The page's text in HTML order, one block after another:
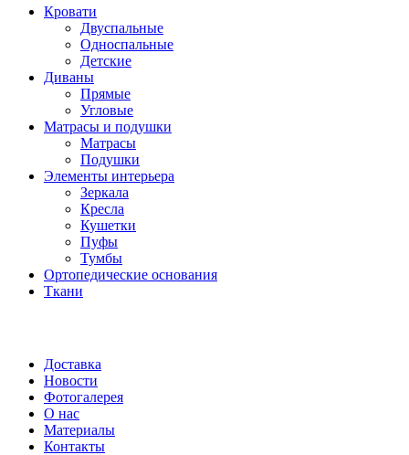
Кровати
Двуспальные
Односпальные
Детские
Диваны
Прямые
Угловые
Матрасы и подушки
Матрасы
Подушки
Элементы интерьера
Зеркала
Кресла
Кушетки
Пуфы
Тумбы
Ортопедические основания
Ткани
Доставка
Новости
Фотогалерея
О нас
Материалы
Контакты